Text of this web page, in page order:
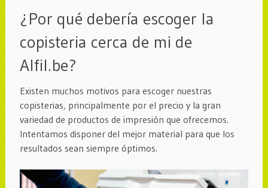
¿Por qué debería escoger la
copisteria cerca de mi de
Alfil.be?
Existen muchos motivos para escoger nuestras
copisterias, principalmente por el precio y la gran
variedad de productos de impresión que ofrecemos.
Intentamos disponer del mejor material para que los
resultados sean siempre óptimos.